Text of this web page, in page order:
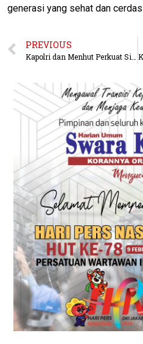
generasi yang sehat dan
PREVIOUS